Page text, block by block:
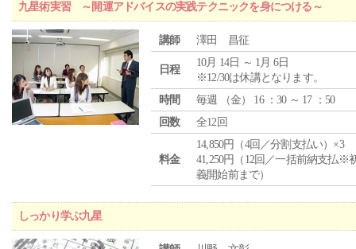
九星術実習 ～開運アドバイスの実践テクニックを身につける～
講師 澤田 昌征
日程
10月 14日 ～ 1月 6日
※12/30は休講となります。
時間
毎週 （金） 16 ：30 ～ 17 ：50
回数
全12回
料金
14,850円（4回／分割支払い）×3
41,250円（12回／一括前納支払※
義開始前まで）
しっかり学ぶ九星